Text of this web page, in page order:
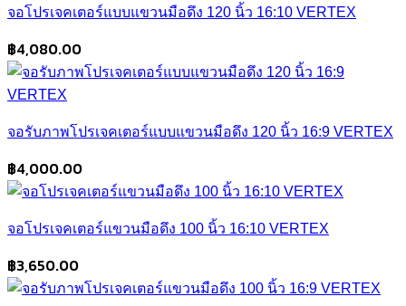
จอโปรเจคเตอร์แบบแขวนมือดึง 120 นิ้ว 16:10 VERTEX
฿4,080.00
จอรับภาพโปรเจคเตอร์แบบแขวนมือดึง 120 นิ้ว 16:9 VERTEX
฿4,000.00
จอโปรเจคเตอร์แขวนมือดึง 100 นิ้ว 16:10 VERTEX
฿3,650.00